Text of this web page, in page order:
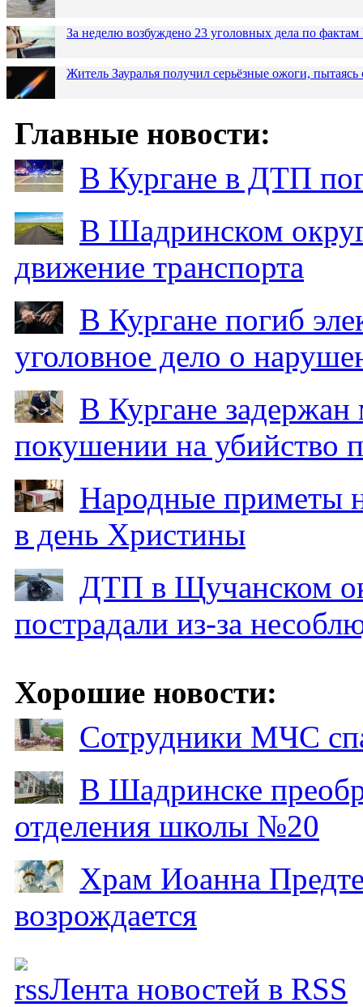
За неделю возбуждено 23 уголовных дела по
Житель Зауралья получил серьёзные ожоги, пытаясь
Главные новости:
В Кургане в ДТП
В Шадринском
движение транспорта
В Кургане погиб
уголовное дело о
В Кургане
покушении на убийство
Народные приметы
в день Христины
ДТП в Щучанском
пострадали из-за
Хорошие новости:
Сотрудники МЧС
В Шадринске
отделения школы №20
Храм Иоанна
возрождается
Лента новостей в RSS